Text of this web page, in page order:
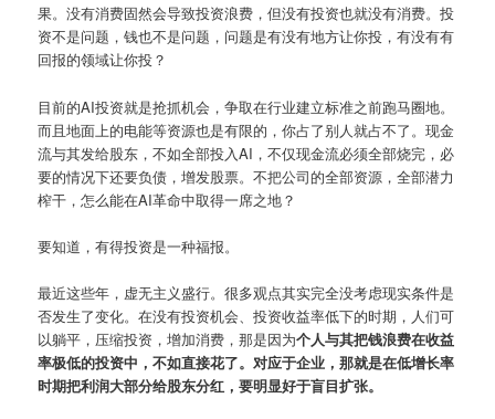
果。没有消费固然会导致投资浪费，但没有投资也就没有消费。投
资不是问题，钱也不是问题，问题是有没有地方让你投，有没有有
回报的领域让你投？
目前的AI投资就是抢抓机会，争取在行业建立标准之前跑马圈地。
而且地面上的电能等资源也是有限的，你占了别人就占不了。现金
流与其发给股东，不如全部投入AI，不仅现金流必须全部烧完，必
要的情况下还要负债，增发股票。不把公司的全部资源，全部潜力
榨干，怎么能在AI革命中取得一席之地？
要知道，有得投资是一种福报。
最近这些年，虚无主义盛行。很多观点其实完全没考虑现实条件是
否发生了变化。在没有投资机会、投资收益率低下的时期，人们可
以躺平，压缩投资，增加消费，那是因为个人与其把钱浪费在收益
率极低的投资中，不如直接花了。对应于企业，那就是在低增长率
时期把利润大部分给股东分红，要明显好于盲目扩张。